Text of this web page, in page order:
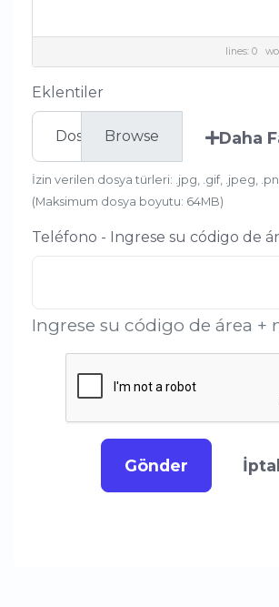
lines: 0
Eklentiler
Dosya seç Daha
İzin verilen dosya türleri: .jpg, .gif, .jpeg,
(Maksimum dosya boyutu: 64MB)
Teléfono - Ingrese su código de
Ingrese su código de área +
Gönder İptal